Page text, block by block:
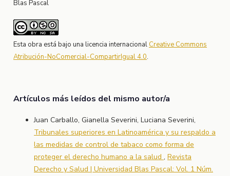
Blas Pascal
Esta obra está bajo una licencia internacional Creative Commons
Atribución-NoComercial-CompartirIgual 4.0.
Artículos más leídos del mismo autor/a
Juan Carballo, Gianella Severini, Luciana Severini,
Tribunales superiores en Latinoamérica y su respaldo a
las medidas de control de tabaco como forma de
proteger el derecho humano a la salud , Revista
Derecho y Salud | Universidad Blas Pascal: Vol. 1 Núm.